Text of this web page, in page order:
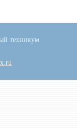
техникум